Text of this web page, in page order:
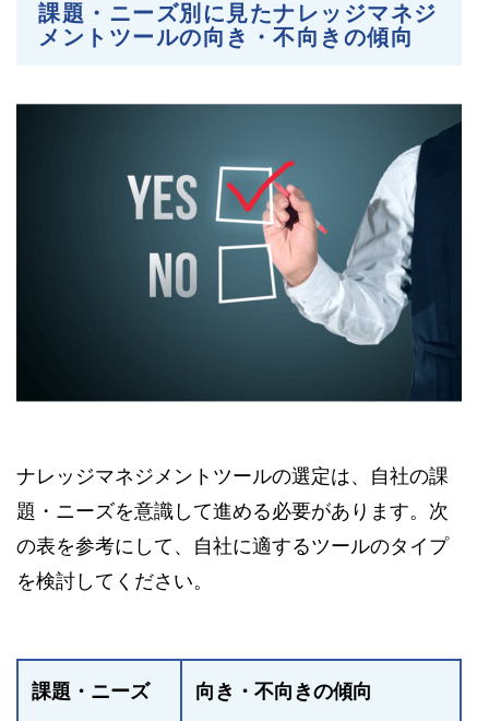
課題・ニーズ別に見たナレッジマネジ
メントツールの向き・不向きの傾向
ナレッジマネジメントツールの選定は、自社の課
題・ニーズを意識して進める必要があります。次
の表を参考にして、自社に適するツールのタイプ
を検討してください。
課題・ニーズ 向き・不向きの傾向